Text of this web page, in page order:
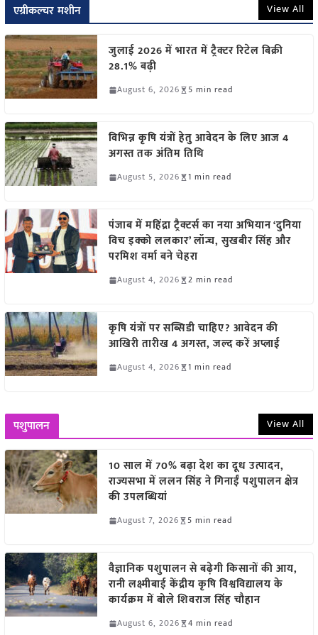
एग्रीकल्चर मशीन View All
जुलाई 2026 में भारत में ट्रैक्टर रिटेल बिक्री
28.1% बढ़ी
August 6, 2026 5 min read
विभिन्न कृषि यंत्रों हेतु आवेदन के लिए आज 4
अगस्त तक अंतिम तिथि
August 5, 2026 1 min read
पंजाब में महिंद्रा ट्रैक्टर्स का नया अभियान ‘दुनिया
विच इक्को ललकार’ लॉन्च, सुखबीर सिंह और
परमिश वर्मा बने चेहरा
August 4, 2026 2 min read
कृषि यंत्रों पर सब्सिडी चाहिए? आवेदन की
आखिरी तारीख 4 अगस्त, जल्द करें अप्लाई
August 4, 2026 1 min read
पशुपालन View All
10 साल में 70% बढ़ा देश का दूध उत्पादन,
राज्यसभा में ललन सिंह ने गिनाईं पशुपालन क्षेत्र
की उपलब्धियां
August 7, 2026 5 min read
वैज्ञानिक पशुपालन से बढ़ेगी किसानों की आय,
रानी लक्ष्मीबाई केंद्रीय कृषि विश्वविद्यालय के
कार्यक्रम में बोले शिवराज सिंह चौहान
August 6, 2026 4 min read